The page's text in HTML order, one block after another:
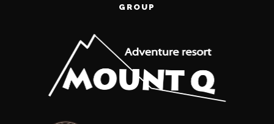
GROUP